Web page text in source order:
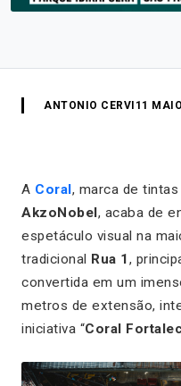
ANTONIO CERVI 11
A Coral, marca de
AkzoNobel, acaba de
espetáculo visual na
tradicional Rua 1,
convertida em um
metros de extensão,
iniciativa “Coral